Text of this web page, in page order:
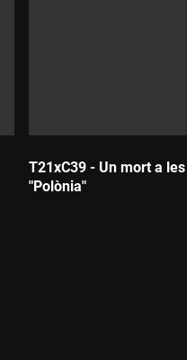
T21xC39 - Un mort a
"Polònia"